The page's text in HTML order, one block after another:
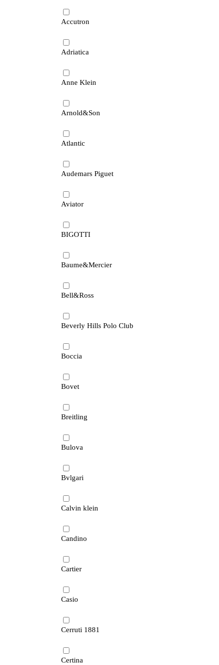
Accutron
Adriatica
Anne Klein
Arnold&Son
Atlantic
Audemars Piguet
Aviator
BIGOTTI
Baume&Mercier
Bell&Ross
Beverly Hills Polo Club
Boccia
Bovet
Breitling
Bulova
Bvlgari
Calvin klein
Candino
Cartier
Casio
Cerruti 1881
Certina